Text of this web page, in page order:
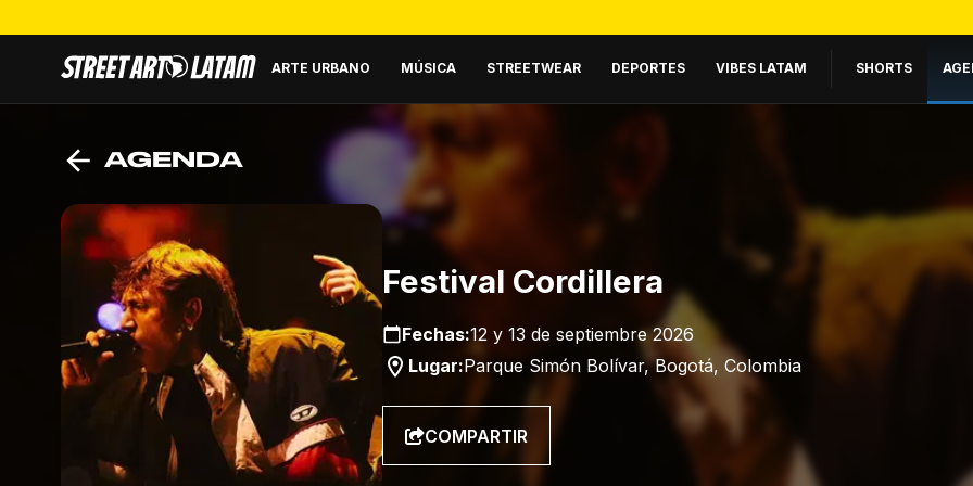
ARTE URBANO MÚSICA STREETWEAR DEPORTES VIBES LATAM SHORTS
AGENDA
Festival Cordillera
Fechas:12 y 13 de septiembre 2026
Lugar:Parque Simón Bolívar, Bogotá, Colombia
COMPARTIR